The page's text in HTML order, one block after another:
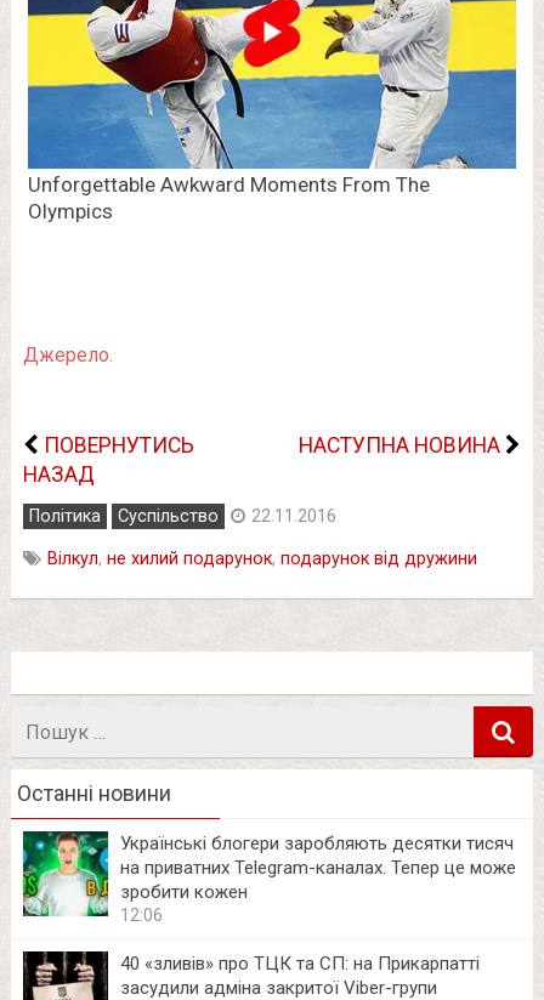
Джерело.
ПОВЕРНУТИСЬ
НАЗАД
НАСТУПНА НОВИНА
Політика Суспільство 22.11.2016
Вілкул, не хилий подарунок, подарунок від дружини
Останні новини
Українські блогери заробляють десятки тисяч
на приватних Telegram-каналах. Тепер це може
зробити кожен
12:06
40 «зливів» про ТЦК та СП: на Прикарпатті
засудили адміна закритої Viber-групи